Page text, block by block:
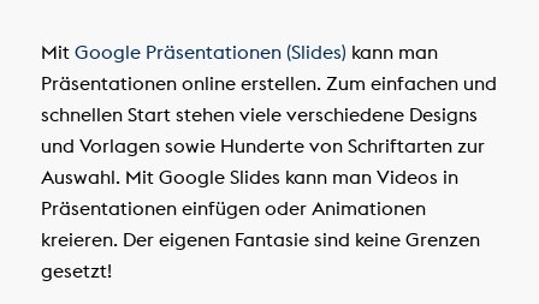
Mit Google Präsentationen (Slides) kann man
Präsentationen online erstellen. Zum einfachen und
schnellen Start stehen viele verschiedene Designs
und Vorlagen sowie Hunderte von Schriftarten zur
Auswahl. Mit Google Slides kann man Videos in
Präsentationen einfügen oder Animationen
kreieren. Der eigenen Fantasie sind keine Grenzen
gesetzt!